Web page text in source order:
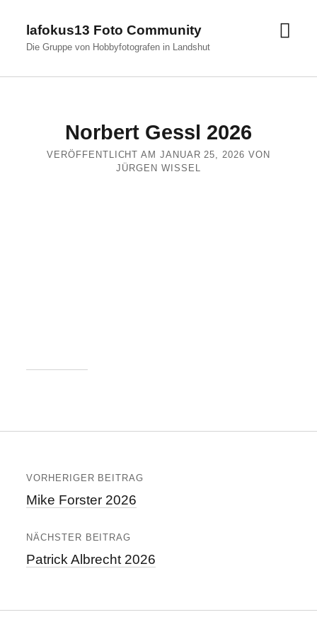
lafokus13 Foto Community
Die Gruppe von Hobbyfotografen in Landshut
Norbert Gessl 2026
VERÖFFENTLICHT AM JANUAR 25, 2026 VON
JÜRGEN WISSEL
VORHERIGER BEITRAG
Mike Forster 2026
NÄCHSTER BEITRAG
Patrick Albrecht 2026